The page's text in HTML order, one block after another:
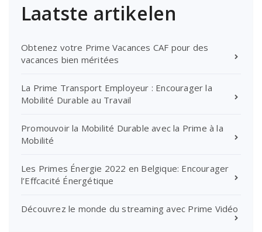
Laatste artikelen
Obtenez votre Prime Vacances CAF pour des
vacances bien méritées
La Prime Transport Employeur : Encourager la
Mobilité Durable au Travail
Promouvoir la Mobilité Durable avec la Prime à la
Mobilité
Les Primes Énergie 2022 en Belgique: Encourager
l’Effcacité Énergétique
Découvrez le monde du streaming avec Prime Vidéo